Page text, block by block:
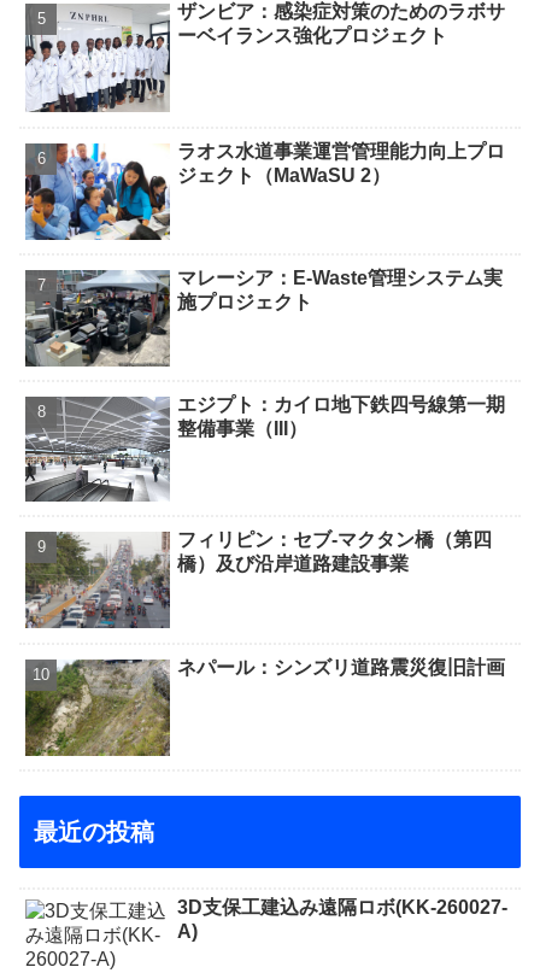
ザンビア：感染症対策のためのラボサ
ーベイランス強化プロジェクト
ラオス水道事業運営管理能力向上プロ
ジェクト（MaWaSU 2）
マレーシア：E-Waste管理システム実
施プロジェクト
エジプト：カイロ地下鉄四号線第一期
整備事業（III）
フィリピン：セブ-マクタン橋（第四
橋）及び沿岸道路建設事業
ネパール：シンズリ道路震災復旧計画
最近の投稿
3D支保工建込み遠隔ロボ(KK-260027-
A)